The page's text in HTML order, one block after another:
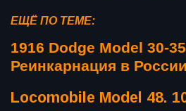
ЕЩЁ ПО ТЕМЕ:
1916 Dodge Model 30-
Реинкарнация в России
Locomobile Model 48.